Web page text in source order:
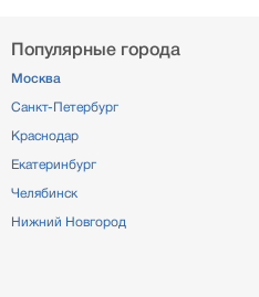
Популярные города
Москва
Санкт-Петербург
Краснодар
Екатеринбург
Челябинск
Нижний Новгород